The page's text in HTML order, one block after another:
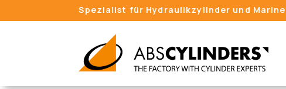
Spezialist für Hydraulikzylinder und